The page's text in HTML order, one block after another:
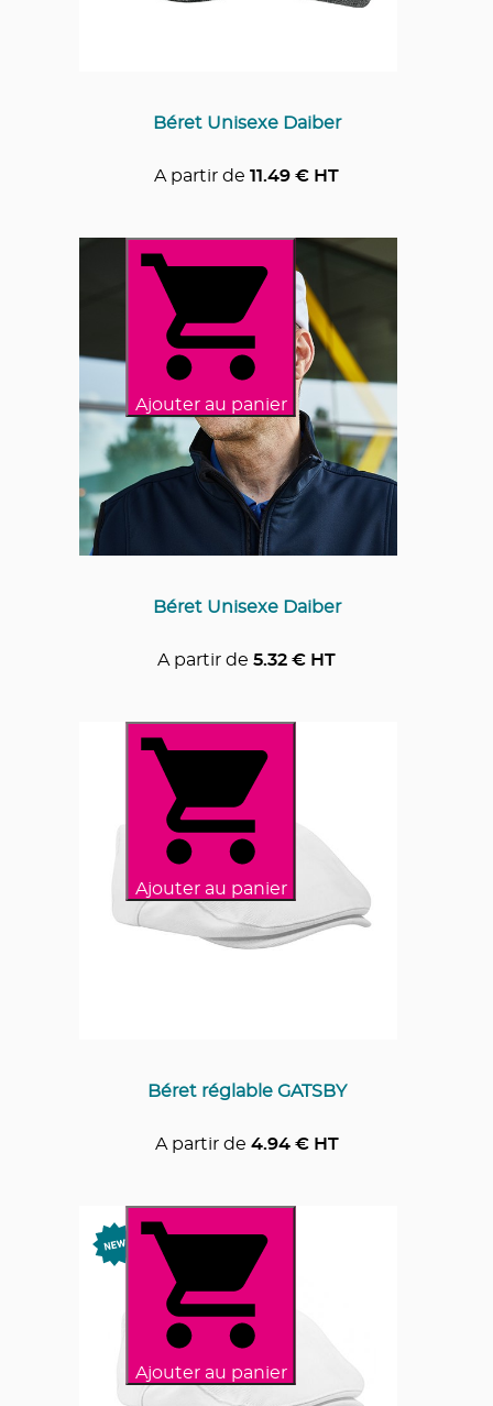
Béret Unisexe Daiber
A partir de 11.49 € HT
Ajouter au panier
Béret Unisexe Daiber
A partir de 5.32 € HT
Ajouter au panier
Béret réglable GATSBY
A partir de 4.94€ HT
Ajouter au panier